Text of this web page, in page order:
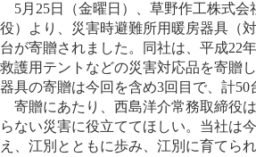
5月25日（金曜日）、草野作工株式会
役）より、災害時避難所用暖房器具（
台が寄贈されました。同社は、平成22
救護用テントなどの災害対応品を寄贈
器具の寄贈は今回を含め3回目で、計50
寄贈にあたり、西島洋介常務取締役
らない災害に役立ててほしい。当社は
え、江別とともに歩み、江別に育てら